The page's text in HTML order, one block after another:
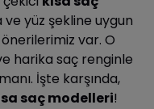
ve yüz şekline uygun
var. O
harika saç renginle
İşte karşında,
saç modelleri!